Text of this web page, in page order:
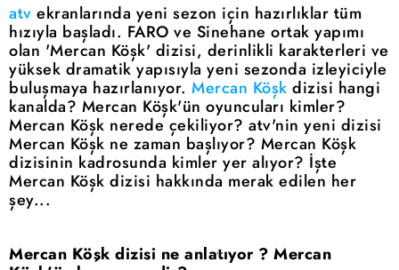
atv ekranlarında yeni sezon için hazırlıklar tüm
hızıyla başladı. FARO ve Sinehane ortak yapımı
olan 'Mercan Köşk' dizisi, derinlikli karakterleri ve
yüksek dramatik yapısıyla yeni sezonda izleyiciyle
buluşmaya hazırlanıyor. Mercan Köşk dizisi hangi
kanalda? Mercan Köşk'ün oyuncuları kimler?
Mercan Köşk nerede çekiliyor? atv'nin yeni dizisi
Mercan Köşk ne zaman başlıyor? Mercan Köşk
dizisinin kadrosunda kimler yer alıyor? İşte
Mercan Köşk dizisi hakkında merak edilen her
şey...
Mercan Köşk dizisi ne anlatıyor ? Mercan